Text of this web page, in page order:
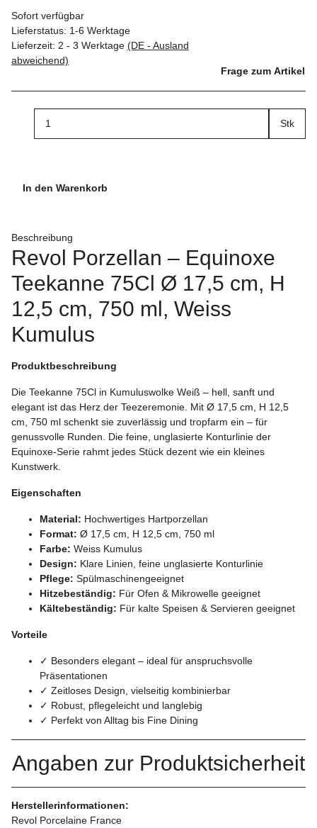
Sofort verfügbar
Lieferstatus: 1-6 Werktage
Lieferzeit: 2 - 3 Werktage (DE - Ausland
abweichend)
Frage zum Artikel
Stk
In den Warenkorb
Beschreibung
Revol Porzellan – Equinoxe
Teekanne 75Cl Ø 17,5 cm, H
12,5 cm, 750 ml, Weiss
Kumulus
Produktbeschreibung
Die Teekanne 75Cl in Kumuluswolke Weiß – hell, sanft und
elegant ist das Herz der Teezeremonie. Mit Ø 17,5 cm, H 12,5
cm, 750 ml schenkt sie zuverlässig und tropfarm ein – für
genussvolle Runden. Die feine, unglasierte Konturlinie der
Equinoxe-Serie rahmt jedes Stück dezent wie ein kleines
Kunstwerk.
Eigenschaften
Material: Hochwertiges Hartporzellan
Format: Ø 17,5 cm, H 12,5 cm, 750 ml
Farbe: Weiss Kumulus
Design: Klare Linien, feine unglasierte Konturlinie
Pflege: Spülmaschinengeeignet
Hitzebeständig: Für Ofen & Mikrowelle geeignet
Kältebeständig: Für kalte Speisen & Servieren geeignet
Vorteile
✓ Besonders elegant – ideal für anspruchsvolle
Präsentationen
✓ Zeitloses Design, vielseitig kombinierbar
✓ Robust, pflegeleicht und langlebig
✓ Perfekt von Alltag bis Fine Dining
Angaben zur Produktsicherheit
Herstellerinformationen:
Revol Porcelaine France